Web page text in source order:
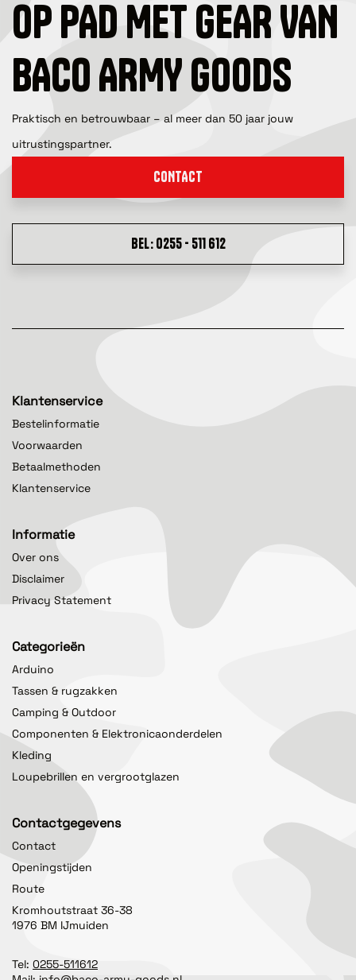
OP PAD MET GEAR VAN
BACO ARMY GOODS
Praktisch en betrouwbaar – al meer dan 50 jaar jouw
uitrustingspartner.
CONTACT
BEL: 0255 - 511 612
Klantenservice
Bestelinformatie
Voorwaarden
Betaalmethoden
Klantenservice
Informatie
Over ons
Disclaimer
Privacy Statement
Categorieën
Arduino
Tassen & rugzakken
Camping & Outdoor
Componenten & Elektronicaonderdelen
Kleding
Loupebrillen en vergrootglazen
Contactgegevens
Contact
Openingstijden
Route
Kromhoutstraat 36-38
1976 BM IJmuiden
Tel: 0255-511612